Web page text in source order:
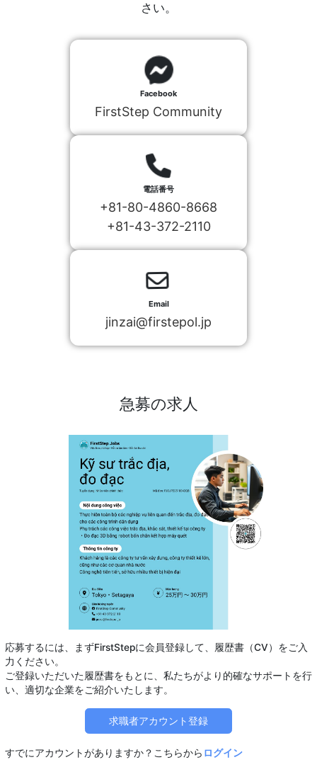
さい。
Facebook
FirstStep Community
電話番号
+81-80-4860-8668
+81-43-372-2110
Email
jinzai@firstepol.jp
急募の求人
応募するには、まずFirstStepに会員登録して、履歴書（CV）をご入
力ください。
ご登録いただいた履歴書をもとに、私たちがより的確なサポートを行
求職者アカウント登録
すでにアカウントがありますか？こちらから ログイン